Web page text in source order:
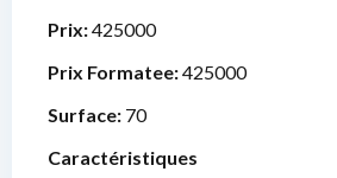
Prix:425000
Prix Formatee:425000
Surface: 70
Caractéristiques